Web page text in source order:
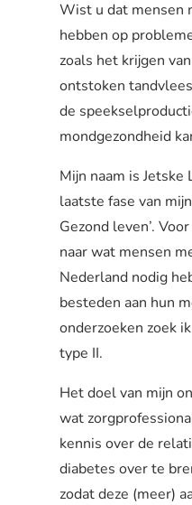
Wist u dat mensen
hebben op
zoals het krijgen
ontstoken
de
mondgezondheid
Mijn naam is
laatste fase van
Gezond leven’.
naar wat mensen
Nederland nodig
besteden aan hun
onderzoeken zoek
type II.
Het doel van mijn
wat
kennis over de
diabetes over te
zodat deze (meer)